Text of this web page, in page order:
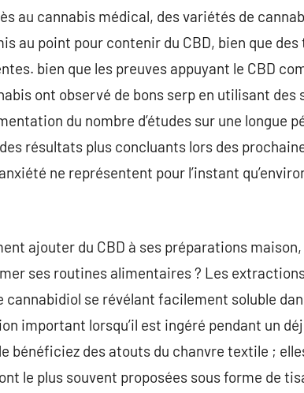
au cannabis médical, des variétés de
au point pour contenir du CBD, bien que des
bien que les preuves appuyant le CBD
ont observé de bons serp en utilisant des
du nombre d’études sur une longue
résultats plus concluants lors des
ne représentent pour l’instant
ajouter du CBD à ses préparations
ses routines alimentaires ? Les
cannabidiol se révélant facilement soluble
important lorsqu’il est ingéré pendant un
bénéficiez des atouts du chanvre textile ;
le plus souvent proposées sous forme de